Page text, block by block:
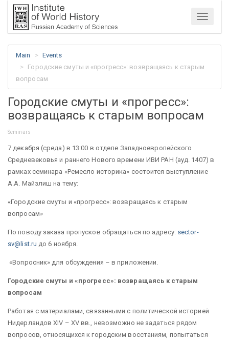
Menu
Main
Events
Городские смуты и «прогресс»: возвращаясь к старым
вопросам
Городские смуты и «прогресс»:
возвращаясь к старым вопросам
Seminars
7 декабря (среда) в 13:00 в отделе Западноевропейского
Средневековья и раннего Нового времени ИВИ РАН (ауд. 1407) в
рамках семинара «Ремесло историка» состоится выступление
А.А. Майзлиш на тему:
«Городские смуты и «прогресс»: возвращаясь к старым
вопросам»
По поводу заказа пропусков обращаться по адресу: sector-
sv@list.ru до 6 ноября.
«Вопросник» для обсуждения – в приложении.
Городские смуты и «прогресс»: возвращаясь к старым
вопросам
Работая с материалами, связанными с политической историей
Нидерландов XIV – XV вв., невозможно не задаться рядом
вопросов, относящихся к городским восстаниям, попытаться